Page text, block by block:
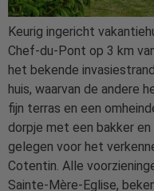
Keurig ingericht
Chef-du-Pont op 3 km
het bekende
huis, waarvan de andere
fijn terras en een
dorpje met een bakker
gelegen voor het
Cotentin. Alle
Sainte-Mère-Eglise,